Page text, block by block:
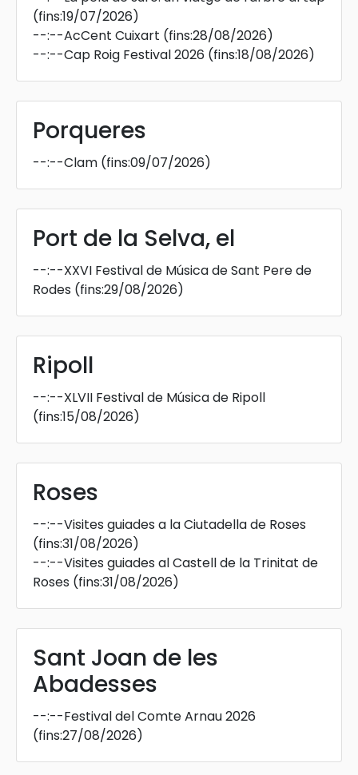
(fins:19/07/2026)
--:--AcCent Cuixart (fins:28/08/2026)
--:--Cap Roig Festival 2026 (fins:18/08/2026)
Porqueres
--:--Clam (fins:09/07/2026)
Port de la Selva, el
--:--XXVI Festival de Música de Sant Pere de
Rodes (fins:29/08/2026)
Ripoll
--:--XLVII Festival de Música de Ripoll
(fins:15/08/2026)
Roses
--:--Visites guiades a la Ciutadella de Roses
(fins:31/08/2026)
--:--Visites guiades al Castell de la Trinitat de
Roses (fins:31/08/2026)
Sant Joan de les
Abadesses
--:--Festival del Comte Arnau 2026
(fins:27/08/2026)